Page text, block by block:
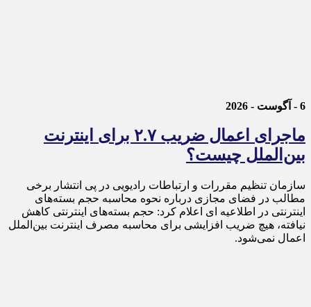
6 - آگوست - 2026
ماجرای اعمال ضریب ۲.۷ برای اینترنت
بین‌الملل چیست؟
سازمان تنظیم مقررات و ارتباطات رادیویی در پی انتشار برخی
مطالب در فضای مجازی درباره نحوه محاسبه حجم بسته‌های
اینترنتی در اطلاعیه ای اعلام کرد: حجم بسته‌های اینترنتی کاهش
نیافته، هیچ ضریب افزایشی برای محاسبه مصرف اینترنت بین‌الملل
اعمال نمی‌شود.